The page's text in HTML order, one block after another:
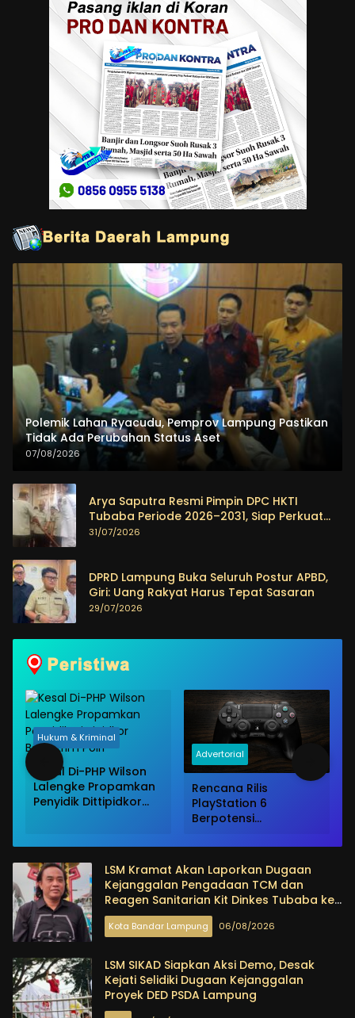
Polemik Lahan Ryacudu, Pemprov Lampung Pastikan
Tidak Ada Perubahan Status Aset
07/08/2026
Arya Saputra Resmi Pimpin DPC HKTI
Tubaba Periode 2026–2031, Siap Perkuat
Sektor Pertanian
31/07/2026
DPRD Lampung Buka Seluruh Postur APBD,
Giri: Uang Rakyat Harus Tepat Sasaran
29/07/2026
Hukum & Kriminal
Kesal Di-PHP Wilson
Lalengke Propamkan
Penyidik Dittipidkor
Advertorial
Rencana Rilis
PlayStation 6
Berpotensi
Microsoft
LSM Kramat Akan Laporkan Dugaan
Kejanggalan Pengadaan TCM dan
Reagen Sanitarian Kit Dinkes Tubaba ke
KPK dan Kejagung
Kota Bandar Lampung 06/08/2026
LSM SIKAD Siapkan Aksi Demo, Desak
Kejati Selidiki Dugaan Kejanggalan
Proyek DED PSDA Lampung